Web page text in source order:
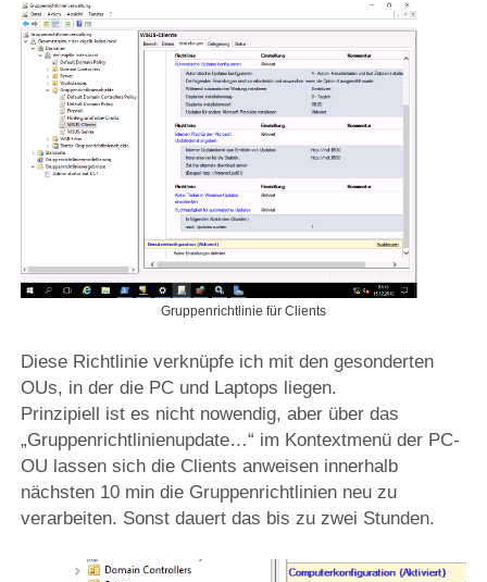
Gruppenrichtlinie für Clients
Diese Richtlinie verknüpfe ich mit den gesonderten
OUs, in der die PC und Laptops liegen.
Prinzipiell ist es nicht nowendig, aber über das
„Gruppenrichtlinienupdate…“ im Kontextmenü der PC-
OU lassen sich die Clients anweisen innerhalb
nächsten 10 min die Gruppenrichtlinien neu zu
verarbeiten. Sonst dauert das bis zu zwei Stunden.